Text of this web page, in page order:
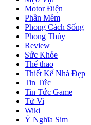
Motor Điện
Phần Mềm
Phong Cách Sống
Phong Thủy
Review
Sức Khỏe
Thể thao
Thiết Kế Nhà Đẹp
Tin Tức
Tin Tức Game
Tử Vi
Wiki
Ý Nghĩa Sim